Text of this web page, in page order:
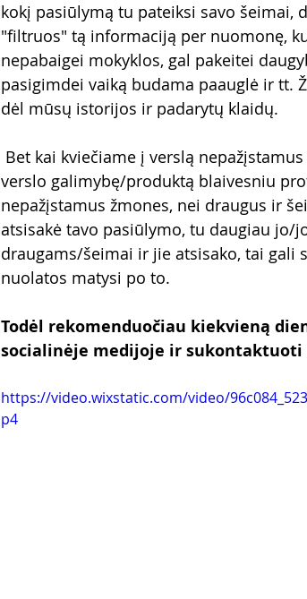
kokį pasiūlymą tu pateiksi savo šeimai,
"filtruos" tą informaciją per nuomonę,
nepabaigei mokyklos, gal pakeitei
pasigimdei vaiką budama paauglė ir tt.
dėl mūsų istorijos ir padarytų klaidų.
verslo galimybę/produktą blaivesniu
nepažįstamus žmones, nei draugus ir
atsisakė tavo pasiūlymo, tu daugiau jo/
draugams/šeimai ir jie atsisako, tai
nuolatos matysi po to.
Todėl rekomenduočiau kiekvieną
socialinėje medijoje ir sukontaktuoti
https://video.wixstatic.com/video/
p4